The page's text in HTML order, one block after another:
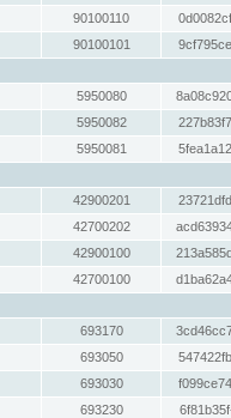
90100110
90100101
5950080
5950082
5950081
42900201
42700202
42900100
42700100
693170
693050
693030
693230